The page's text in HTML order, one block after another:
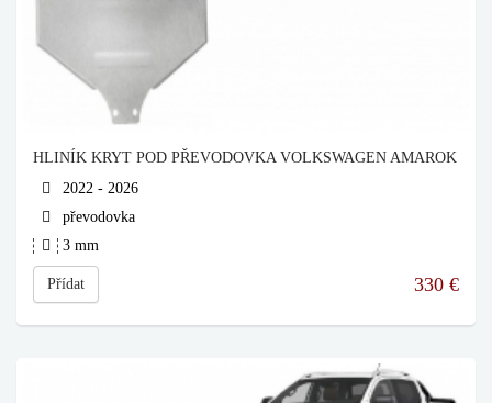
HLINÍK KRYT POD PŘEVODOVKA VOLKSWAGEN AMAROK
2022 - 2026
převodovka
3 mm
Přídat 330 €